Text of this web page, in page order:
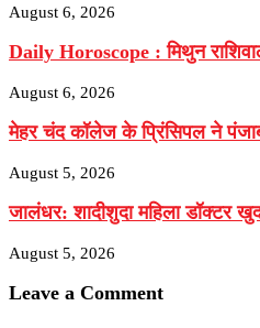
August 6, 2026
Daily Horoscope : मिथुन
August 6, 2026
मेहर चंद कॉलेज के प्रिंसिपल ने
August 5, 2026
जालंधर: शादीशुदा महिला डॉक्टर
August 5, 2026
Leave a Comment